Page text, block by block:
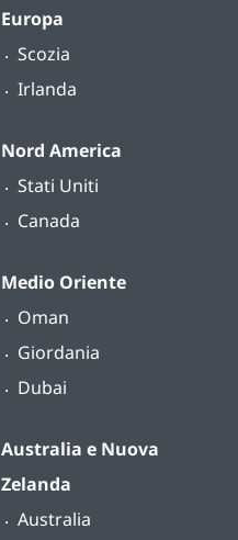
Europa
Scozia
Irlanda
Nord America
Stati Uniti
Canada
Medio Oriente
Oman
Giordania
Dubai
Australia e Nuova
Zelanda
Australia